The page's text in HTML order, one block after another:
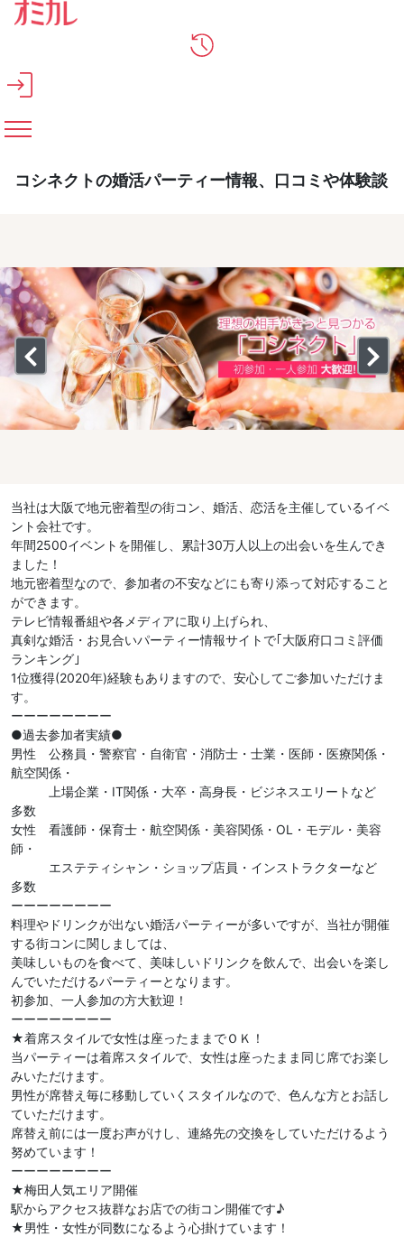
メインコンテンツへスキップ
コシネクトの婚活パーティー情報、口コミや体験談
当社は大阪で地元密着型の街コン、婚活、恋活を主催しているイベ
ント会社です。
年間2500イベントを開催し、累計30万人以上の出会いを生んでき
ました！
地元密着型なので、参加者の不安などにも寄り添って対応すること
ができます。
テレビ情報番組や各メディアに取り上げられ、
真剣な婚活・お見合いパーティー情報サイトで｢大阪府口コミ評価
ランキング｣
1位獲得(2020年)経験もありますので、安心してご参加いただけま
す。
ーーーーーーーー
●過去参加者実績●
男性 公務員・警察官・自衛官・消防士・士業・医師・医療関係・
航空関係・
上場企業・IT関係・大卒・高身長・ビジネスエリートなど
多数
女性 看護師・保育士・航空関係・美容関係・OL・モデル・美容
師・
エステティシャン・ショップ店員・インストラクターなど
多数
ーーーーーーーー
料理やドリンクが出ない婚活パーティーが多いですが、当社が開催
する街コンに関しましては、
美味しいものを食べて、美味しいドリンクを飲んで、出会いを楽し
んでいただけるパーティーとなります。
初参加、一人参加の方大歓迎！
ーーーーーーーー
★着席スタイルで女性は座ったままでＯＫ！
当パーティーは着席スタイルで、女性は座ったまま同じ席でお楽し
みいただけます。
男性が席替え毎に移動していくスタイルなので、色んな方とお話し
ていただけます。
席替え前には一度お声がけし、連絡先の交換をしていただけるよう
努めています！
ーーーーーーーー
★梅田人気エリア開催
駅からアクセス抜群なお店での街コン開催です♪
★男性・女性が同数になるよう心掛けています！